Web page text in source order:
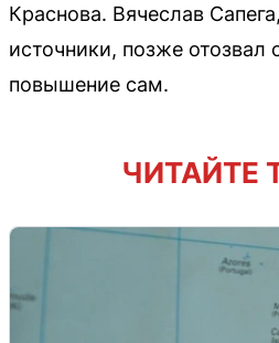
Краснова. Вячеслав
источники, позже отозвал
повышение сам.
ЧИТАЙТЕ